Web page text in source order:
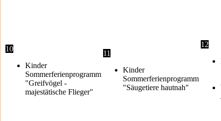
10
Kinder
Sommerferienprogramm
"Greifvögel -
majestätische Flieger"
11
Kinder
Sommerferienprogramm
"Säugetiere hautnah"
12